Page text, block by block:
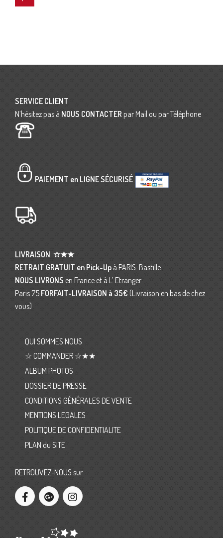
SERVICE CLIENT
N’hésitez pas à NOUS CONTACTER par Mail ou par Téléphone
PAIEMENT en LIGNE SÉCURISÉ
LIVRAISON ☆★★
RETRAIT GRATUIT en Pick-Up à PARIS-Bastille
NOUS LIVRONS en France et à L’ Etranger
Paris 75 FORFAIT-LIVRAISON à 35€ (Livraison en bas de chez
vous)
QUI SOMMES NOUS
☆ COMMANDER ☆★★
ALBUM PHOTOS
DOSSIER DE PRESSE
CONDITIONS GÉNÉRALES DE VENTE
MENTIONS LEGALES
POLITIQUE DE CONFIDENTIALITE
PLAN du SITE
RETROUVEZ-NOUS sur